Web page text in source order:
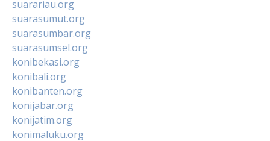
suarariau.org
suarasumut.org
suarasumbar.org
suarasumsel.org
konibekasi.org
konibali.org
konibanten.org
konijabar.org
konijatim.org
konimaluku.org